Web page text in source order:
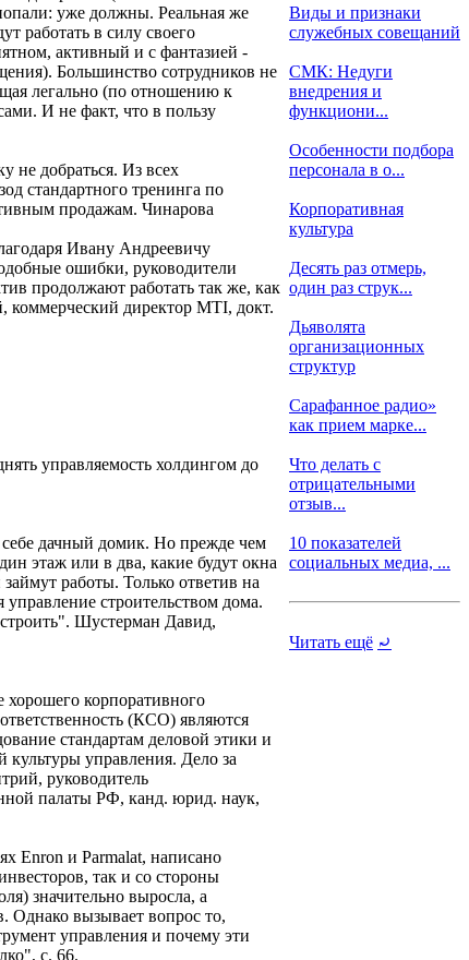
уже должны. Реальная же
работать в силу своего
активный и с фантазией -
Большинство сотрудников не
легально (по отношению к
И не факт, что в пользу
не добраться. Из всех
стандартного тренинга по
продажам. Чинарова
Ивану Андреевичу
ошибки, руководители
продолжают работать так же, как
коммерческий директор MTI, докт.
управляемость холдингом до
себе дачный домик. Но прежде чем
этаж или в два, какие будут окна
работы. Только ответив на
строительством дома.
Шустерман Давид,
хорошего корпоративного
(КСО) являются
стандартам деловой этики и
управления. Дело за
руководитель
палаты РФ, канд. юрид. наук,
Enron и Parmalat, написано
так и со стороны
значительно выросла, а
Однако вызывает вопрос то,
управления и почему эти
с. 66.
Виды и признаки
служебных совещаний
СМК: Недуги
внедрения и
функциони...
Особенности подбора
персонала в о...
Корпоративная
культура
Десять раз отмерь,
один раз струк...
Дьяволята
организационных
структур
Сарафанное радио»
как прием марке...
Что делать с
отрицательными
отзыв...
10 показателей
социальных медиа, ...
Читать ещё ⤾